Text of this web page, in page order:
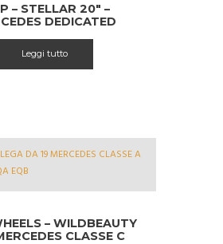
– STELLAR 20″ –
DEDICATED
Leggi tutto
– WILDBEAUTY
CLASSE C